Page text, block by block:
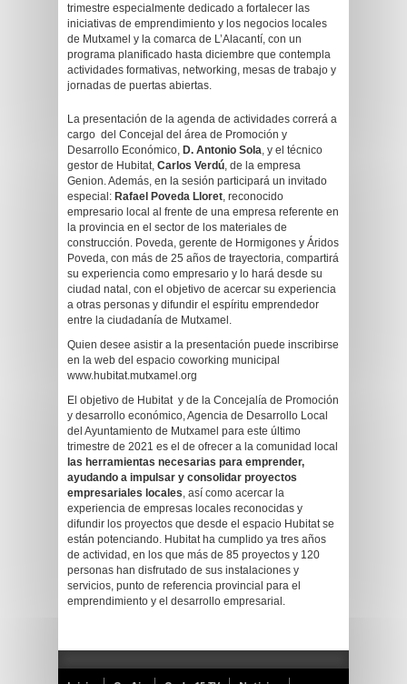
trimestre especialmente dedicado a fortalecer las
iniciativas de emprendimiento y los negocios locales
de Mutxamel y la comarca de L’Alacantí, con un
programa planificado hasta diciembre que contempla
actividades formativas, networking, mesas de trabajo y
jornadas de puertas abiertas.
La presentación de la agenda de actividades correrá a
cargo del Concejal del área de Promoción y
Desarrollo Económico, D. Antonio Sola, y el técnico
gestor de Hubitat, Carlos Verdú, de la empresa
Genion. Además, en la sesión participará un invitado
especial: Rafael Poveda Lloret, reconocido
empresario local al frente de una empresa referente en
la provincia en el sector de los materiales de
construcción. Poveda, gerente de Hormigones y Áridos
Poveda, con más de 25 años de trayectoria, compartirá
su experiencia como empresario y lo hará desde su
ciudad natal, con el objetivo de acercar su experiencia
a otras personas y difundir el espíritu emprendedor
entre la ciudadanía de Mutxamel.
Quien desee asistir a la presentación puede inscribirse
en la web del espacio coworking municipal
www.hubitat.mutxamel.org
El objetivo de Hubitat y de la Concejalía de Promoción
y desarrollo económico, Agencia de Desarrollo Local
del Ayuntamiento de Mutxamel para este último
trimestre de 2021 es el de ofrecer a la comunidad local
las herramientas necesarias para emprender,
ayudando a impulsar y consolidar proyectos
empresariales locales, así como acercar la
experiencia de empresas locales reconocidas y
difundir los proyectos que desde el espacio Hubitat se
están potenciando. Hubitat ha cumplido ya tres años
de actividad, en los que más de 85 proyectos y 120
personas han disfrutado de sus instalaciones y
servicios, punto de referencia provincial para el
emprendimiento y el desarrollo empresarial.